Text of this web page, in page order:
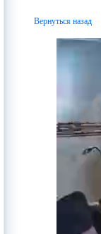
Вернуться назад